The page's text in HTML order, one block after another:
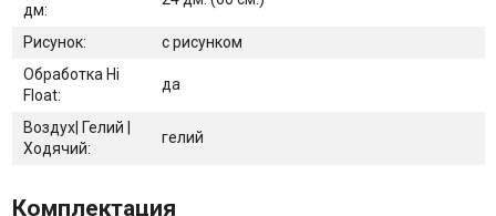
дм:
Рисунок:
с рисунком
Обработка Hi
Float:
да
Воздух| Гелий |
Ходячий:
гелий
Комплектация